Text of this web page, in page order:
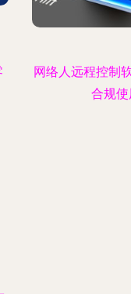
网络人远程控制
合规